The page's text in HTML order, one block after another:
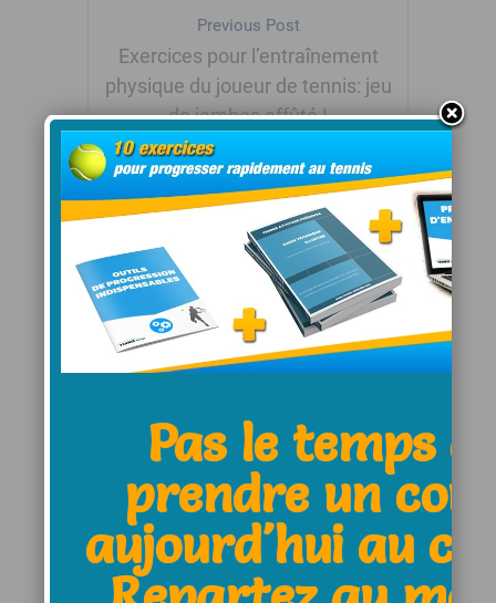
Previous Post
Exercices pour l’entraînement
physique du joueur de tennis: jeu
de jambes affûté !
Next Post
Envie de shopping tennis pour
Noël?
Leave a Comment:
Name *
Pas le temps
prendre un
aujourd'hui au